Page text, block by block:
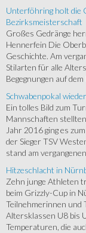
Unterföhring holt die
Bezirksmeisterschaft
Großes Gedränge
Hennerfein Die
Geschichte. Am
Stilarten für alle
Begegnungen auf
Schwabenpokal
Ein tolles Bild zum
Mannschaften
Jahr 2016 ging es
der Sieger TSV
stand am
Hitzeschlacht in
Zehn junge Athleten
beim Grizzly-Cup in
Teilnehmerinnen und
Altersklassen U8 bis
Temperaturen, die